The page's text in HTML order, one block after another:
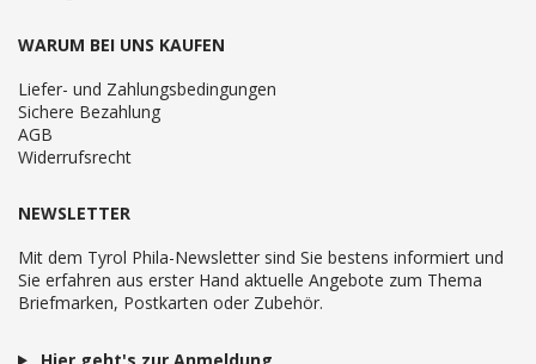
WARUM BEI UNS KAUFEN
Liefer- und Zahlungsbedingungen
Sichere Bezahlung
AGB
Widerrufsrecht
NEWSLETTER
Mit dem Tyrol Phila-Newsletter sind Sie bestens informiert und
Sie erfahren aus erster Hand aktuelle Angebote zum Thema
Briefmarken, Postkarten oder Zubehör.